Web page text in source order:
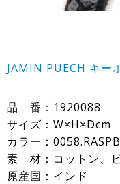
JAMIN PUECH キー
品 番：1920088
サイズ：W×H×Dcm
カラー：
素 材：コットン、
原産国：インド